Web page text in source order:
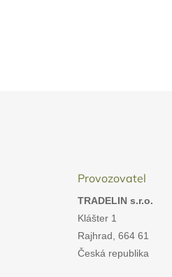
Provozovatel
TRADELIN s.r.o.
Klášter 1
Rajhrad, 664 61
Česká republika